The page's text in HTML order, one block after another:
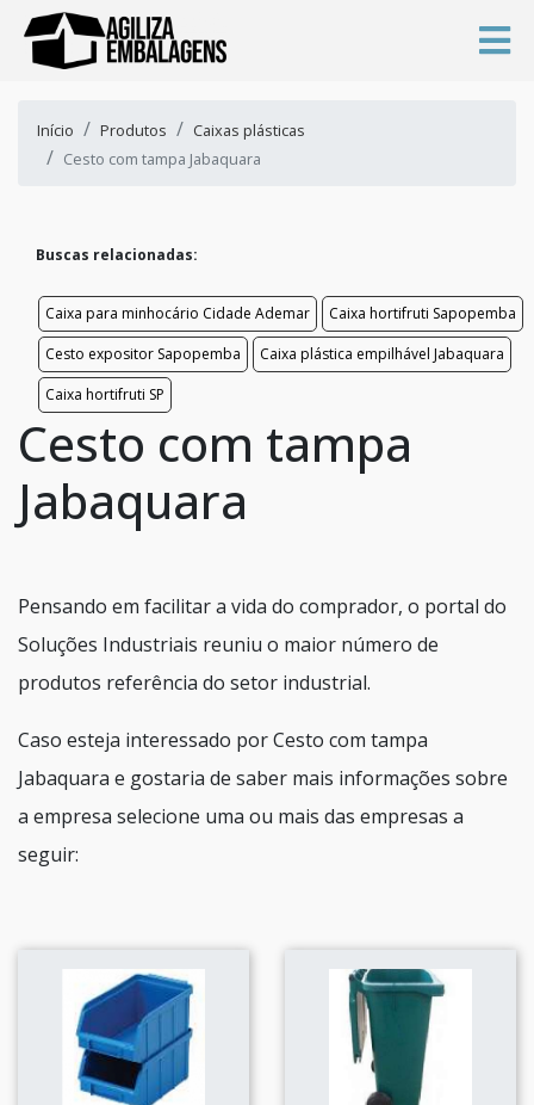
Início Produtos
Caixas plásticas
Cesto com tampa Jabaquara
Buscas relacionadas:
Caixa para minhocário Cidade Ademar
Caixa hortifruti Sapopemba
Cesto expositor Sapopemba
Caixa plástica empilhável Jabaquara
Caixa hortifruti SP
Cesto com tampa
Jabaquara
Pensando em facilitar a vida do comprador, o portal do
Soluções Industriais reuniu o maior número de
produtos referência do setor industrial.
Caso esteja interessado por Cesto com tampa
Jabaquara e gostaria de saber mais informações sobre
a empresa selecione uma ou mais das empresas a
seguir: